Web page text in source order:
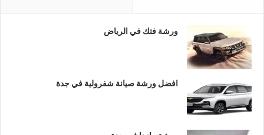
ورشة فتك في الرياض
افضل ورشة صيانة شفرولية في جدة